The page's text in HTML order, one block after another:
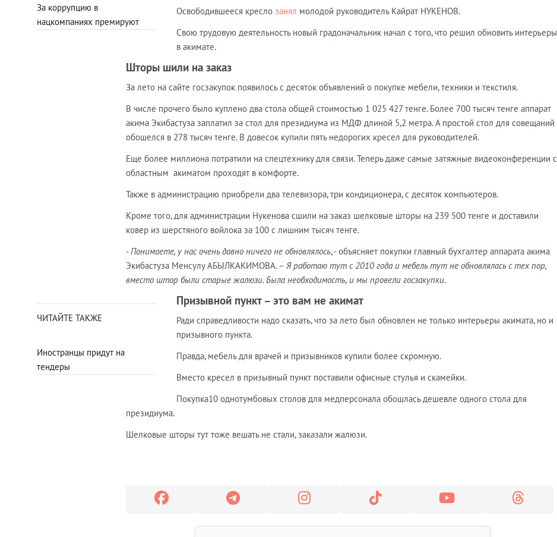
За коррупцию в
нацкомпаниях премируют
Освободившееся кресло занял молодой руководитель Кайрат НУКЕНОВ.
Свою трудовую деятельность новый градоначальник начал с того, что решил обновить интерьеры
в акимате.
Шторы шили на заказ
За лето на сайте госзакупок появилось с десяток объявлений о покупке мебели, техники и текстиля.
В числе прочего было куплено два стола общей стоимостью 1 025 427 тенге. Более 700 тысяч тенге аппарат
акима Экибастуза заплатил за стол для президиума из МДФ длиной 5,2 метра. А простой стол для совещаний
обошелся в 278 тысяч тенге. В довесок купили пять недорогих кресел для руководителей.
Еще более миллиона потратили на спецтехнику для связи. Теперь даже самые затяжные видеоконференции с
областным акиматом проходят в комфорте.
Также в администрацию приобрели два телевизора, три кондиционера, с десяток компьютеров.
Кроме того, для администрации Нукенова сшили на заказ шелковые шторы на 239 500 тенге и доставили
ковер из шерстяного войлока за 100 с лишним тысяч тенге.
-Понимаете, у нас очень давно ничего не обновлялось, - объясняет покупки главный бухгалтер аппарата акима
Экибастуза Менсулу АБЫЛКАКИМОВА. – Я работаю тут с 2010 года и мебель тут не обновлялась с тех пор,
вместо штор были старые жалюзи. Была необходимость, и мы провели госзакупки.
ЧИТАЙТЕ ТАКЖЕ
Иностранцы придут на
тендеры
Призывной пункт – это вам не акимат
Ради справедливости надо сказать, что за лето был обновлен не только интерьеры акимата, но и
призывного пункта.
Правда, мебель для врачей и призывников купили более скромную.
Вместо кресел в призывный пункт поставили офисные стулья и скамейки.
Покупка10 однотумбовых столов для медперсонала обошлась дешевле одного стола для
президиума.
Шелковые шторы тут тоже вешать не стали, заказали жалюзи.